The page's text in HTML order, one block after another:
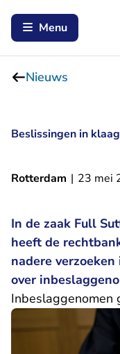
Menu
Nieuws
Beslissingen in
Rotterdam | 23 mei
In de zaak Full
heeft de
nadere
over
Inbeslaggenomen